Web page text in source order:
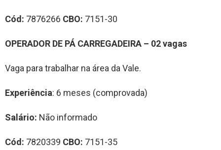
Cód: 7876266 CBO: 7151-30
OPERADOR DE PÁ CARREGADEIRA – 02 vagas
Vaga para trabalhar na área da Vale.
Experiência: 6 meses (comprovada)
Salário: Não informado
Cód: 7820339 CBO: 7151-35